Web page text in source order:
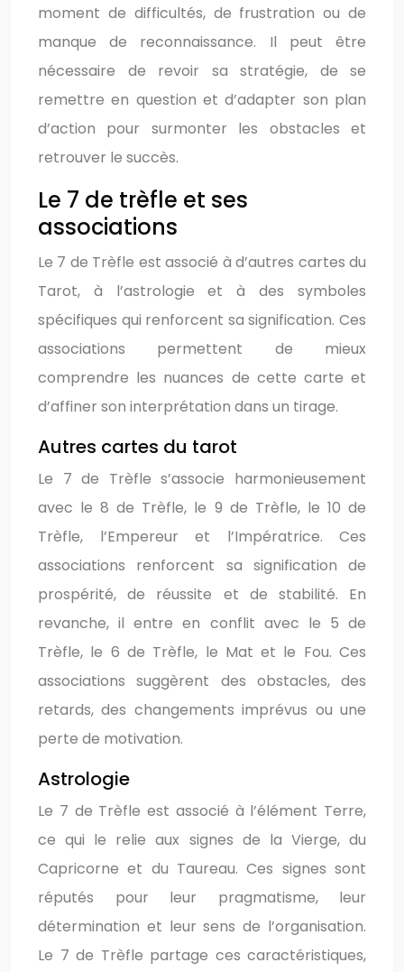
moment de difficultés, de frustration ou de
manque de reconnaissance. Il peut être
nécessaire de revoir sa stratégie, de se
remettre en question et d’adapter son plan
d’action pour surmonter les obstacles et
retrouver le succès.
Le 7 de trèfle et ses
associations
Le 7 de Trèfle est associé à d’autres cartes du
Tarot, à l’astrologie et à des symboles
spécifiques qui renforcent sa signification. Ces
associations permettent de mieux
comprendre les nuances de cette carte et
d’affiner son interprétation dans un tirage.
Autres cartes du tarot
Le 7 de Trèfle s’associe harmonieusement
avec le 8 de Trèfle, le 9 de Trèfle, le 10 de
Trèfle, l’Empereur et l’Impératrice. Ces
associations renforcent sa signification de
prospérité, de réussite et de stabilité. En
revanche, il entre en conflit avec le 5 de
Trèfle, le 6 de Trèfle, le Mat et le Fou. Ces
associations suggèrent des obstacles, des
retards, des changements imprévus ou une
perte de motivation.
Astrologie
Le 7 de Trèfle est associé à l’élément Terre,
ce qui le relie aux signes de la Vierge, du
Capricorne et du Taureau. Ces signes sont
réputés pour leur pragmatisme, leur
détermination et leur sens de l’organisation.
Le 7 de Trèfle partage ces caractéristiques,